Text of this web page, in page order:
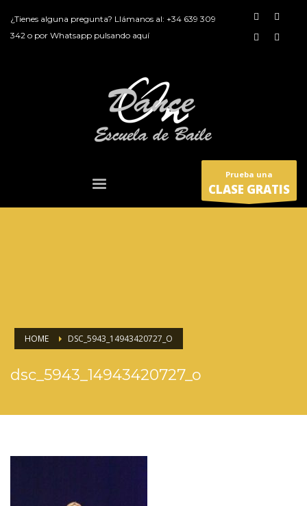
¿Tienes alguna pregunta? Llámanos al: +34 639 309
342 o por Whatsapp pulsando aquí
Prueba una
CLASE GRATIS
HOME DSC_5943_14943420727_O
dsc_5943_14943420727_o